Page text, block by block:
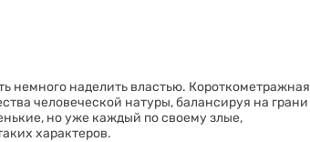
немного наделить властью. Короткометражная
человеческой натуры, балансируя на грани
но уже каждый по своему злые,
характеров.